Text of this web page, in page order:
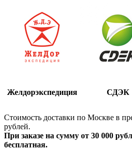
Желдорэкспедиция СДЭК
Стоимость доставки по Москве в
рублей.
При заказе на сумму от 30 000
бесплатная.